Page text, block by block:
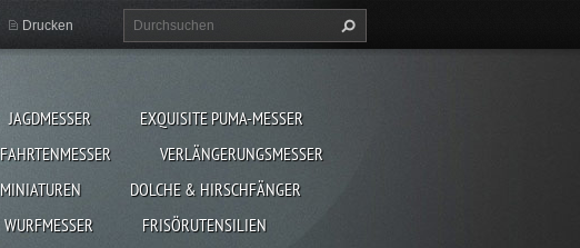
JAGDMESSER
EXQUISITE PUMA-MESSER
FAHRTENMESSER
VERLÄNGERUNGSMESSER
MINIATUREN
DOLCHE & HIRSCHFÄNGER
WURFMESSER
FRISÖRUTENSILIEN
Drucken